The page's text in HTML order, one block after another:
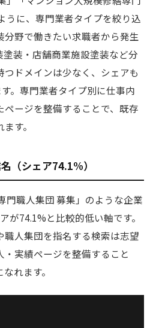
うに、専門業者タイプを絞り込
野で働きたい求職者から発生
塗装・店舗商業施設塗装など分
ドメインは少なく、シェアも
。専門業者タイプ別に仕事内
ージを整備することで、既存
す。
（シェア74.1%）
門職人集団 募集」のような企業
が74.1%と比較的低い軸です。
職人集団を指名する検索は志望
実績ページを整備すること
れます。